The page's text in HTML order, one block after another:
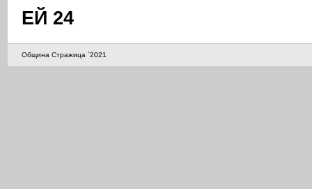
ЕЙ 24
Община Стражица `2021